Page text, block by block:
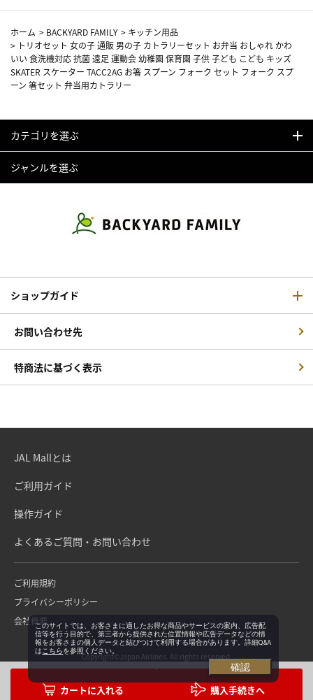
購入手続きへ
ホーム > BACKYARD FAMILY > キッチン用品
> トリオセット 女の子 通販 男の子 カトラリーセット お弁当 おしゃれ かわ
いい 食洗機対応 抗菌 遠足 運動会 幼稚園 保育園 子供 子ども こども キッズ
SKATER スケーター TACC2AG お箸 スプーン フォーク セット フォーク スプ
ーン 箸セット 弁当用カトラリー
カテゴリを選ぶ
ジャンルを選ぶ
ショップガイド
お問い合わせ先
特商法に基づく表示
JAL Mallとは
ご利用ガイド
操作ガイド
よくあるご質問・お問い合わせ
ご利用規約
プライバシーポリシー
会社概要
Copyright©Japan Airlines. All rights reserved.
このサイトでは、お客さまに適したお得な商品やサービスの案内、広告配
信等を行う目的で、第三者から提供された位置情報や広告データなどの情
報をお客さまの個人データと結びつけて利用する場合があります。詳細Q&A
は こちらを参照ください。
確認